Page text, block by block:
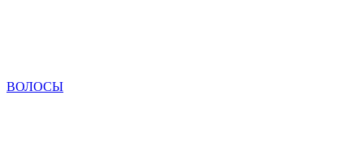
ВОЛОСЫ